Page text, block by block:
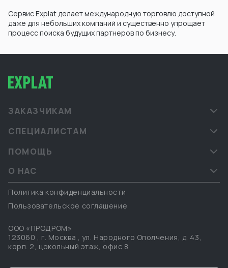
Сервис Explat делает международную торговлю доступной
даже для небольших компаний и существенно упрощает
процесс поиска будущих партнеров по бизнесу.
ЗАКАЗЧИКАМ
СПЕЦИАЛИСТАМ
ПОМОЩЬ
О НАС
Политика конфиденциальности
Пользовательское соглашение
ООО «ПРОДРОМ»
123060 , г. Москва , ул. Народного Ополчения, д. 43,
корп. 2, цокольный этаж, офис 8